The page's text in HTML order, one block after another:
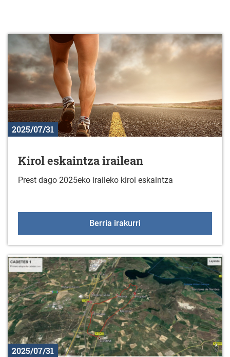
2025/07/31
Kirol eskaintza irailean
Prest dago 2025eko iraileko kirol eskaintza
Berria irakurri
2025/07/31